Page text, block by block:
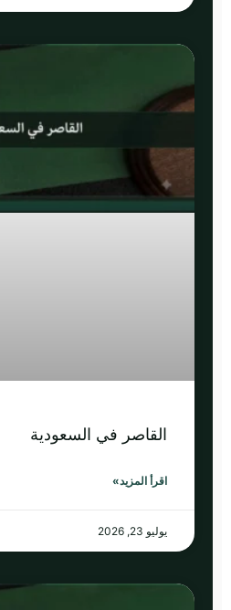
القاصر في السعودية
اقرأ المزيد»
يوليو 23, 2026